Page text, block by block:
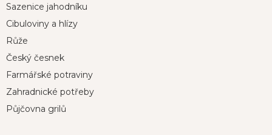
aSazenice jahodníku
Cibuloviny a hlízy
Růže
Český česnek
Farmářské potraviny
Zahradnické potřeby
Půjčovna grilů